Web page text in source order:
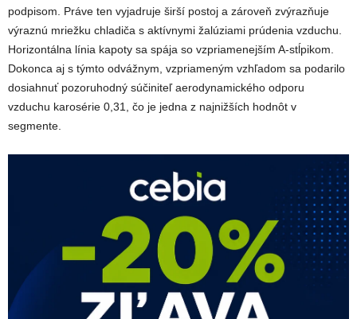
podpisom. Práve ten vyjadruje širší postoj a zároveň zvýrazňuje
výraznú mriežku chladiča s aktívnymi žalúziami prúdenia vzduchu.
Horizontálna línia kapoty sa spája so vzpriamenejším A-stĺpikom.
Dokonca aj s týmto odvážnym, vzpriameným vzhľadom sa podarilo
dosiahnuť pozoruhodný súčiniteľ aerodynamického odporu
vzduchu karosérie 0,31, čo je jedna z najnižších hodnôt v
segmente.